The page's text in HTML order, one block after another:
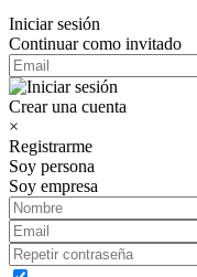
Iniciar sesión
Continuar como invitado
Crear una cuenta
×
Registrarme
Soy persona
Soy empresa